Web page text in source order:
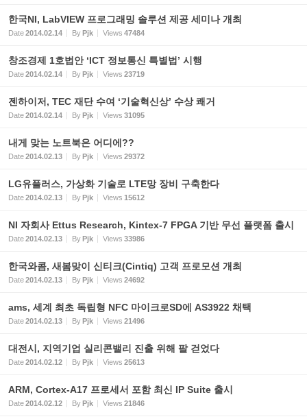
한국NI, LabVIEW 프로그래밍 솔루션 제공 세미나 개최
Date2014.02.14 ByPjk Views 47484
창조경제 1호법안 ‘ICT 정보통신 특별법’ 시행
Date2014.02.14 ByPjk Views 23719
젠하이저, TEC 재단 수여 ‘기술혁신상’ 수상 쾌거
Date2014.02.14 ByPjk Views 31095
내게 맞는 노트북은 어디에??
Date2014.02.13 ByPjk Views 29372
LG유플러스, 가상화 기술로 LTE망 장비 구축한다
Date2014.02.13 ByPjk Views 15612
NI 자회사 Ettus Research, Kintex-7 FPGA 기반 무선 플랫폼 출시
Date2014.02.13 ByPjk Views 33986
한국와콤, 새봄맞이 신티크(Cintiq) 고객 프로모션 개최
Date2014.02.13 ByPjk Views 24692
ams, 세계 최초 독립형 NFC 마이크로SD에 AS3922 채택
Date2014.02.13 ByPjk Views 21496
대전시, 지역기업 실리콘밸리 진출 위해 팔 걷었다
Date2014.02.12 ByPjk Views 25613
ARM, Cortex-A17 프로세서 포함 최신 IP Suite 출시
Date2014.02.12 ByPjk Views 21846